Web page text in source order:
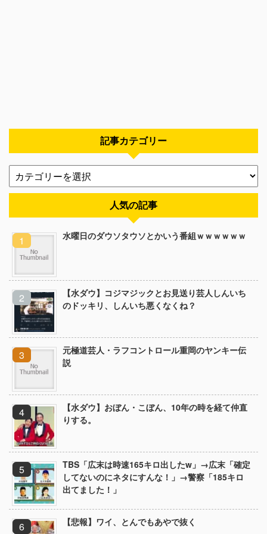
記事カテゴリー
人気の記事
水曜日のダウソタウソとかいう番組ｗｗｗｗｗｗ
【水ダウ】コジマジックとお見送り芸人しんいち
のドッキリ、しんいち悪くなくね？
元極道芸人・ラフコントロール重岡のヤンキー伝
説
【水ダウ】おぼん・こぼん、10年の時を経て仲直
りする。
TBS「広末は時速165キロ出したw」→広末「確定
してないのにネタにすんな！」→警察「185キロ
出てました！」
【悲報】ワイ、とんでもあやで抜く